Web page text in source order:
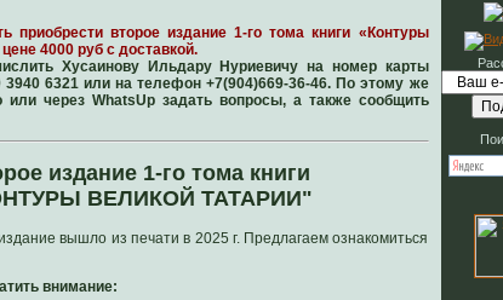
приобрести второе издание 1-го тома книги «Контуры
4000 руб с доставкой.
Хусаинову Ильдару Нуриевичу на номер карты
3940 6321 или на телефон +7(904)669-36-46. По этому же
через WhatsUp задать вопросы, а также сообщить
издание 1-го тома книги
ВЕЛИКОЙ ТАТАРИИ"
вышло из печати в 2025 г. Предлагаем ознакомиться
внимание: